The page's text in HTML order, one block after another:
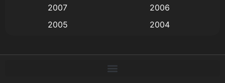
Big tits (นมใหญ่)
Bitch (ผู้หญิงร่าน)
2007
2006
2005
2004